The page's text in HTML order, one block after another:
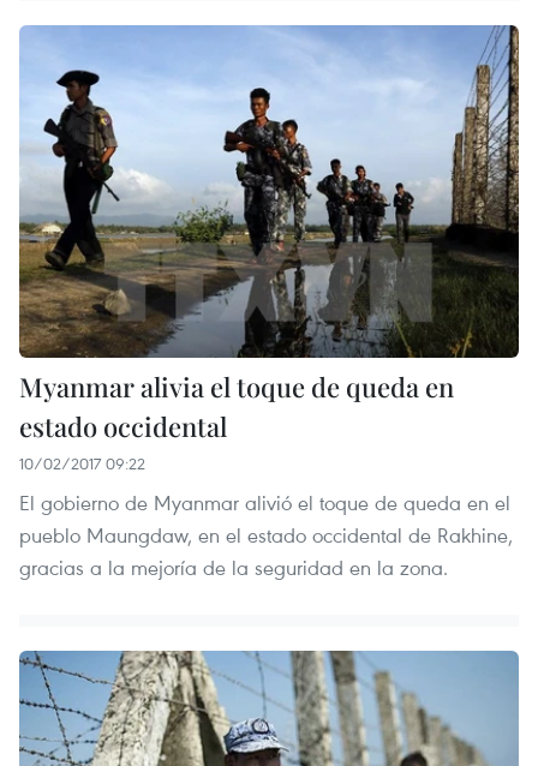
Myanmar alivia el toque de queda en
estado occidental
10/02/2017 09:22
El gobierno de Myanmar alivió el toque de queda en el
pueblo Maungdaw, en el estado occidental de Rakhine,
gracias a la mejoría de la seguridad en la zona.